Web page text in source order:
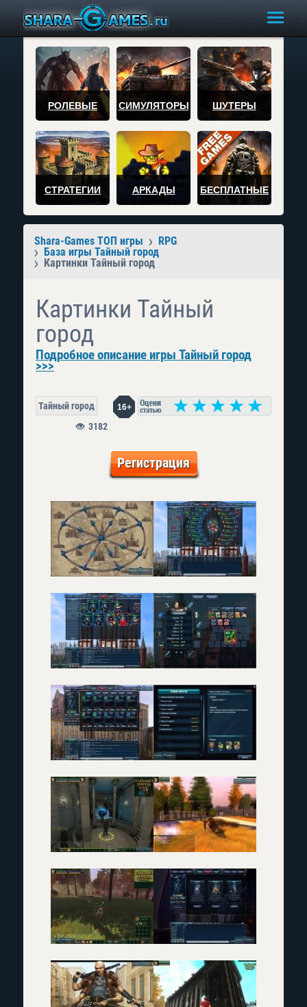
РОЛЕВЫЕ СИМУЛЯТОРЫ ШУТЕРЫ
СТРАТЕГИИ АРКАДЫ БЕСПЛАТНЫЕ
Shara-Games ТОП игры
RPG
База игры Тайный город
Картинки Тайный город
Картинки Тайный
город
Подробное описание игры Тайный город
>>>
Тайный город 16+
3182
Регистрация